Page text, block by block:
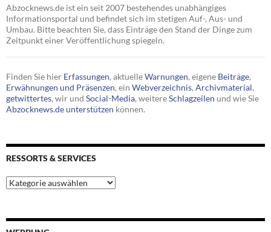
Abzocknews.de ist ein seit 2007 bestehendes unabhängiges
Informationsportal und befindet sich im stetigen Auf-, Aus- und
Umbau. Bitte beachten Sie, dass Einträge den Stand der Dinge zum
Zeitpunkt einer Veröffentlichung spiegeln.
Finden Sie hier Erfassungen, aktuelleWarnungen, eigene Beiträge,
Erwähnungen und Präsenzen, ein Webverzeichnis, Archivmaterial,
getwittertes, wir und Social-Media, weitereSchlagzeilen und wie Sie
Abzocknews.de unterstützen können.
RESSORTS & SERVICES
Ressorts
&